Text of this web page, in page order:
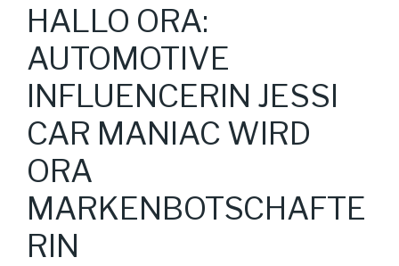
HALLO ORA:
AUTOMOTIVE
INFLUENCERIN JESSI
CAR MANIAC WIRD
ORA
MARKENBOTSCHAFTE
RIN